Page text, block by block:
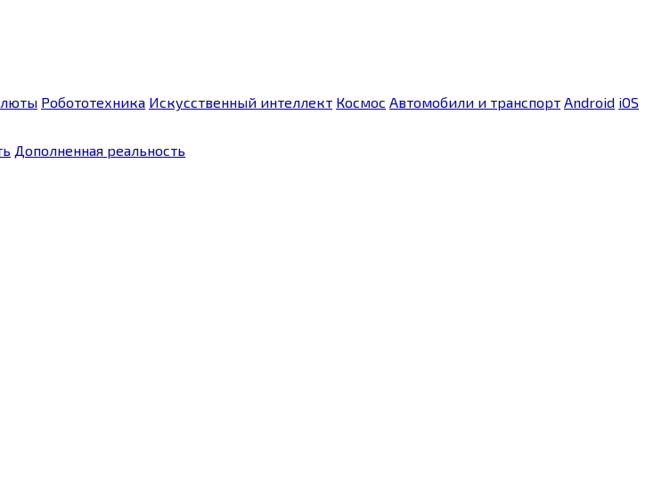
Робототехника Искусственный интеллект Космос Автомобили и транспорт Android iOS
Дополненная реальность